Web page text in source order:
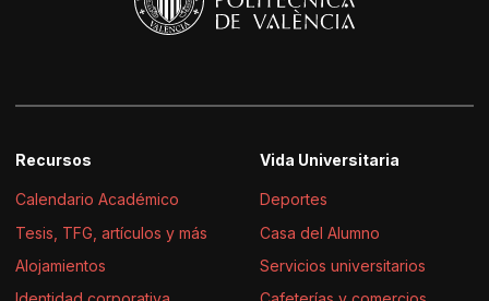
Recursos
Calendario Académico
Tesis, TFG, artículos y más
Alojamientos
Vida Universitaria
Deportes
Casa del Alumno
Servicios universitarios